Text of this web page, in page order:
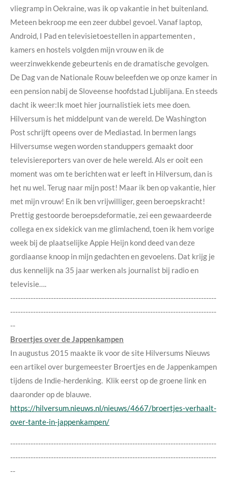
vliegramp in Oekraine, was ik op vakantie in het buitenland.
Meteen bekroop me een zeer dubbel gevoel. Vanaf laptop,
Android, I Pad en televisietoestellen in appartementen ,
kamers en hostels volgden mijn vrouw en ik de
weerzinwekkende gebeurtenis en de dramatische gevolgen.
De Dag van de Nationale Rouw beleefden we op onze kamer in
een pension nabij de Sloveense hoofdstad Ljublijana. En steeds
dacht ik weer:Ik moet hier journalistiek iets mee doen.
Hilversum is het middelpunt van de wereld. De Washington
Post schrijft opeens over de Mediastad. In bermen langs
Hilversumse wegen worden standuppers gemaakt door
televisiereporters van over de hele wereld. Als er ooit een
moment was om te berichten wat er leeft in Hilversum, dan is
het nu wel. Terug naar mijn post! Maar ik ben op vakantie, hier
met mijn vrouw! En ik ben vrijwilliger, geen beroepskracht!
Prettig gestoorde beroepsdeformatie, zei een gewaardeerde
collega en ex sidekick van me glimlachend, toen ik hem vorige
week bij de plaatselijke Appie Heijn kond deed van deze
gordiaanse knoop in mijn gedachten en gevoelens. Dat krijg je
dus kennelijk na 35 jaar werken als journalist bij radio en
televisie….
---------------------------------------------------------------------------------
---------------------------------------------------------------------------------
--
Broertjes over de Jappenkampen
In augustus 2015 maakte ik voor de site Hilversums Nieuws
een artikel over burgemeester Broertjes en de Jappenkampen
tijdens de Indie-herdenking. Klik eerst op de groene link en
daaronder op de blauwe.
https://hilversum.nieuws.nl/nieuws/4667/broertjes-verhaalt-
over-tante-in-jappenkampen/
---------------------------------------------------------------------------------
---------------------------------------------------------------------------------
--